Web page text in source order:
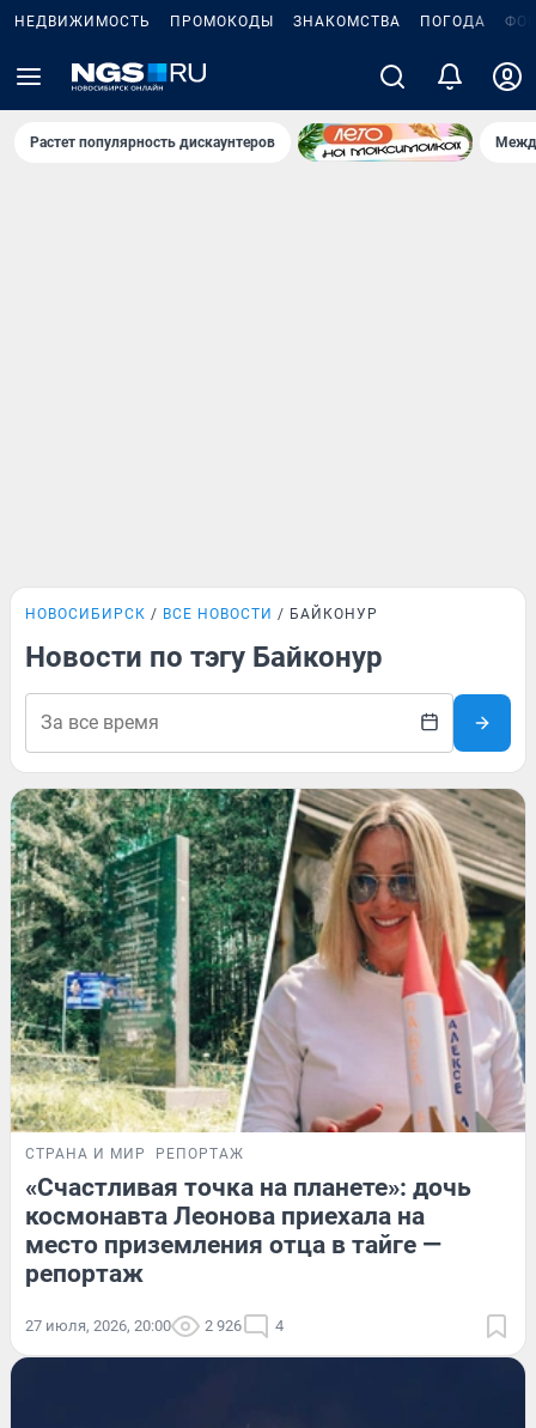
НЕДВИЖИМОСТЬ ПРОМОКОДЫ ЗНАКОМСТВА ПОГОДА
Растет популярность дискаунтеров
НОВОСИБИРСК ВСЕ НОВОСТИ БАЙКОНУР
Новости по тэгу Байконур
СТРАНА И МИР РЕПОРТАЖ
«Счастливая точка на планете»: дочь
космонавта Леонова приехала на
место приземления отца в тайге —
репортаж
27 июля, 2026, 20:00 2 926 4